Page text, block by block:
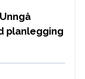
planlegging